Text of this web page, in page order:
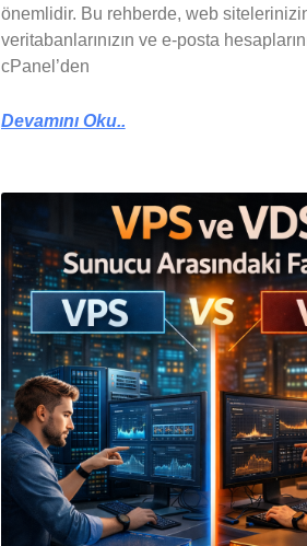
önemlidir. Bu rehberde, web
veritabanlarınızın ve e-posta
cPanel’den
Devamını Oku..